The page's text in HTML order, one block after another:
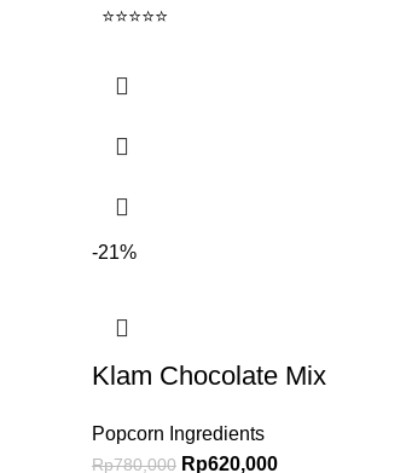
⭐⭐⭐⭐⭐
-21%
Klam Chocolate Mix
Popcorn Ingredients
Rp780,000 Rp620,000